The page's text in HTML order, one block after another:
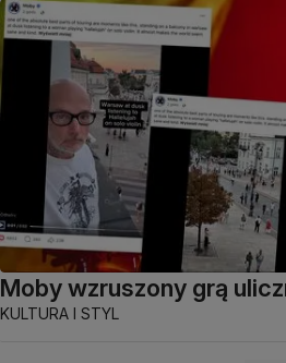
Moby wzruszony grą
KULTURA I STYL